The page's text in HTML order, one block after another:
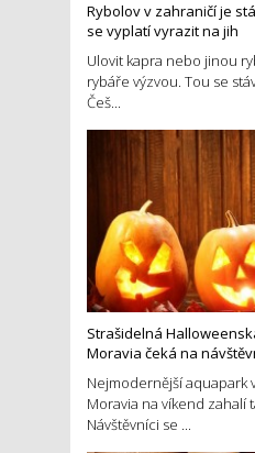
Rybolov v zahraničí je
se vyplatí vyrazit na jih
Ulovit kapra nebo jinou
rybáře výzvou. Tou se
Češ...
Strašidelná
Moravia čeká na
Nejmodernější aquapark
Moravia na víkend zahalí
Návštěvníci se ...